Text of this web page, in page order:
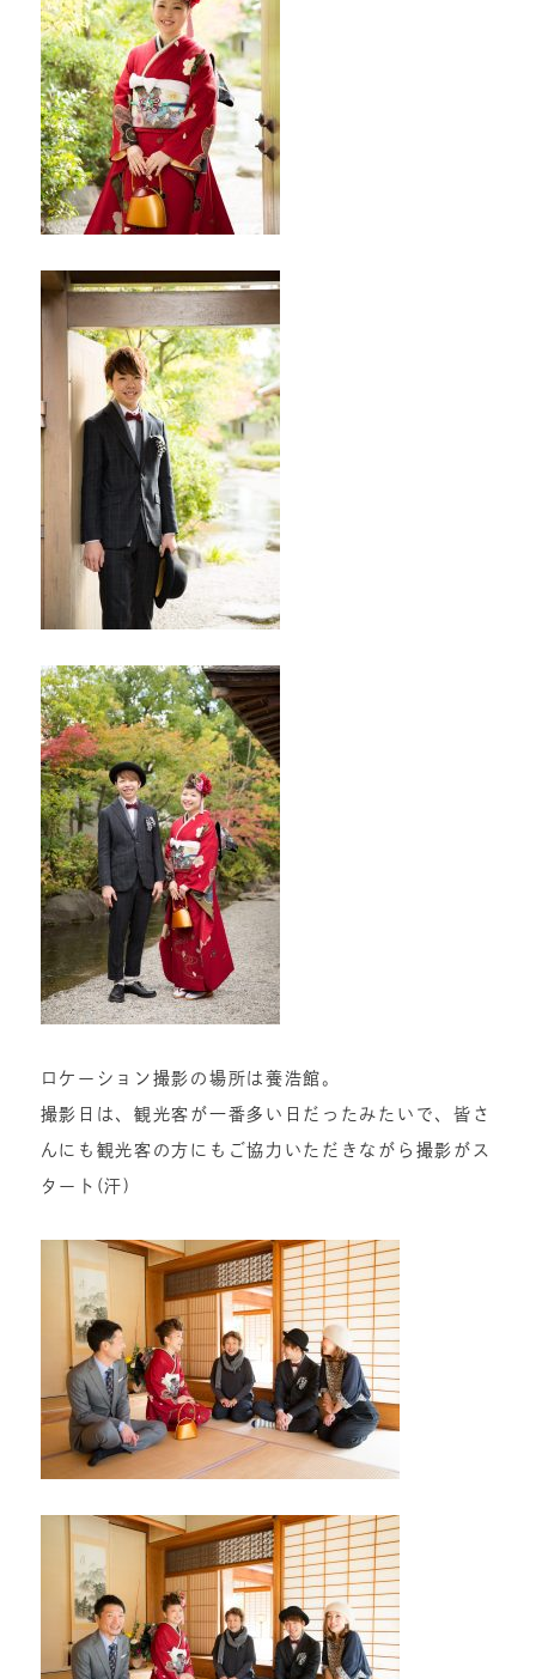
ロケーション撮影の場所は養浩館。
撮影日は、観光客が一番多い日だったみたいで、皆さ
んにも観光客の方にもご協力いただきながら撮影がス
タート(汗)